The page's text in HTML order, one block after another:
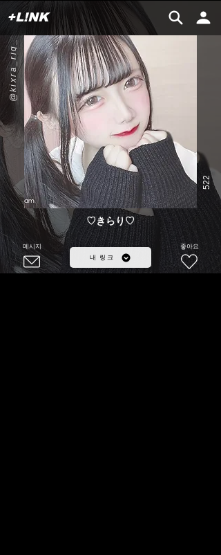
+L!NK
@kixra_riq_
522
♡きらり♡
메시지
내 링크
좋아요